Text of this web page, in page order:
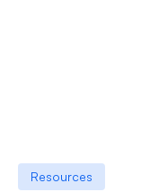
Resources